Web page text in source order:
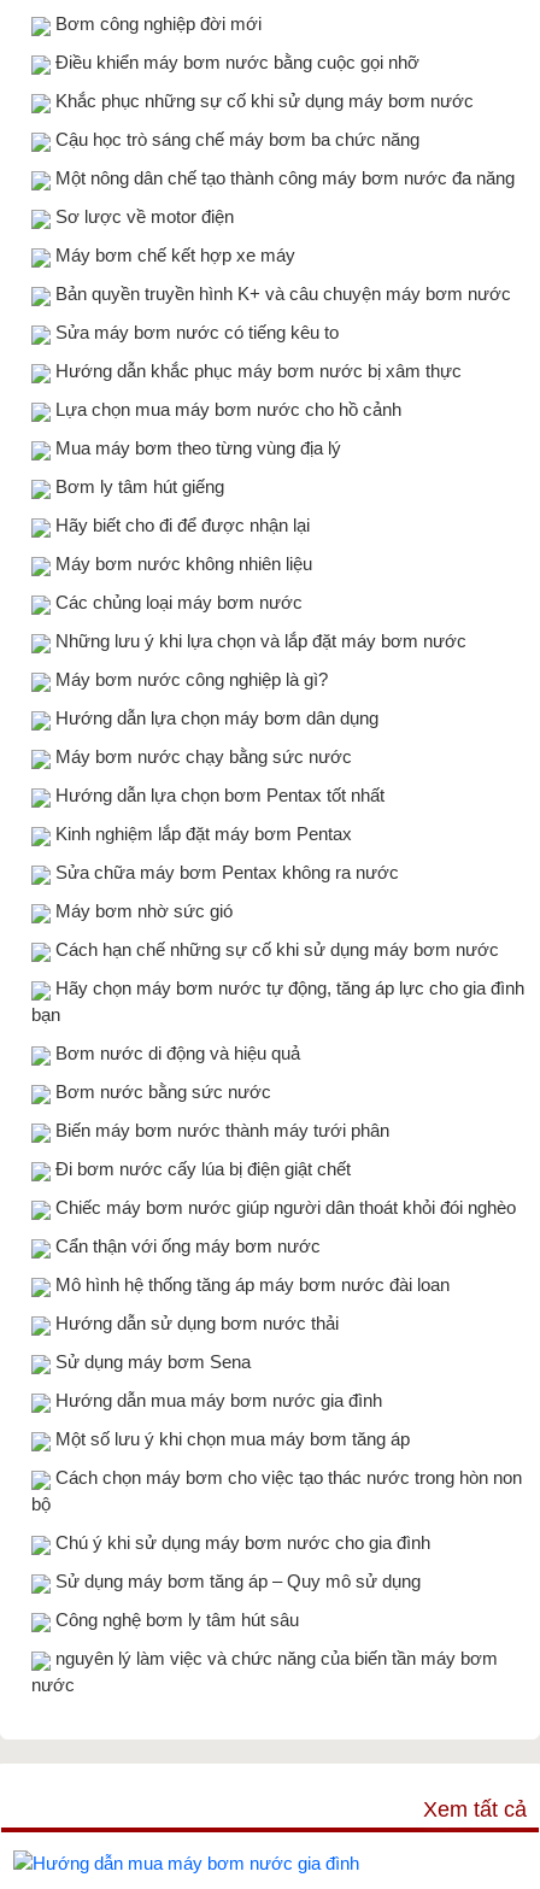
Bơm công nghiệp đời mới
Điều khiển máy bơm nước bằng cuộc gọi nhỡ
Khắc phục những sự cố khi sử dụng máy bơm nước
Cậu học trò sáng chế máy bơm ba chức năng
Một nông dân chế tạo thành công máy bơm nước đa năng
Sơ lược về motor điện
Máy bơm chế kết hợp xe máy
Bản quyền truyền hình K+ và câu chuyện máy bơm nước
Sửa máy bơm nước có tiếng kêu to
Hướng dẫn khắc phục máy bơm nước bị xâm thực
Lựa chọn mua máy bơm nước cho hồ cảnh
Mua máy bơm theo từng vùng địa lý
Bơm ly tâm hút giếng
Hãy biết cho đi để được nhận lại
Máy bơm nước không nhiên liệu
Các chủng loại máy bơm nước
Những lưu ý khi lựa chọn và lắp đặt máy bơm nước
Máy bơm nước công nghiệp là gì?
Hướng dẫn lựa chọn máy bơm dân dụng
Máy bơm nước chạy bằng sức nước
Hướng dẫn lựa chọn bơm Pentax tốt nhất
Kinh nghiệm lắp đặt máy bơm Pentax
Sửa chữa máy bơm Pentax không ra nước
Máy bơm nhờ sức gió
Cách hạn chế những sự cố khi sử dụng máy bơm nước
Hãy chọn máy bơm nước tự động, tăng áp lực cho gia đình
bạn
Bơm nước di động và hiệu quả
Bơm nước bằng sức nước
Biến máy bơm nước thành máy tưới phân
Đi bơm nước cấy lúa bị điện giật chết
Chiếc máy bơm nước giúp người dân thoát khỏi đói nghèo
Cẩn thận với ống máy bơm nước
Mô hình hệ thống tăng áp máy bơm nước đài loan
Hướng dẫn sử dụng bơm nước thải
Sử dụng máy bơm Sena
Hướng dẫn mua máy bơm nước gia đình
Một số lưu ý khi chọn mua máy bơm tăng áp
Cách chọn máy bơm cho việc tạo thác nước trong hòn non
bộ
Chú ý khi sử dụng máy bơm nước cho gia đình
Sử dụng máy bơm tăng áp – Quy mô sử dụng
Công nghệ bơm ly tâm hút sâu
nguyên lý làm việc và chức năng của biến tần máy bơm
nước
Xem tất cả